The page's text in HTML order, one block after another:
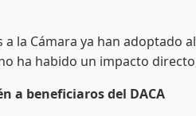
la Cámara ya han
ha habido un impacto
a beneficiaros del DACA